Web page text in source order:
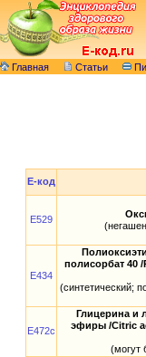
Главная Статьи
E-код
E529
E434
полисорбат 40
(синтетический;
E472c
Глицерина и
эфиры /Citric
(могут